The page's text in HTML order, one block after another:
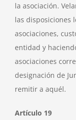
la asociación.
las disposiciones
asociaciones,
entidad y
asociaciones
designación de
remitir a aquél.
Artículo 19